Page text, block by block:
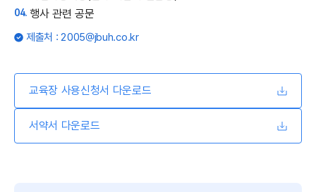
행사 관련 공문
제출처 : 2005@jbuh.co.kr
교육장 사용신청서 다운로드
서약서 다운로드